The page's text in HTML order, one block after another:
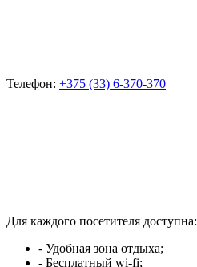
Телефон: +375 (33) 6-370-370
Для каждого посетителя доступна:
- Удобная зона отдыха;
- Бесплатный wi-fi;